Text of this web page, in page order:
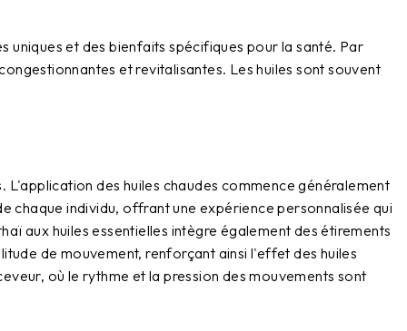
uniques et des bienfaits spécifiques pour la santé. Par
et revitalisantes. Les huiles sont souvent
L'application des huiles chaudes commence généralement
chaque individu, offrant une expérience personnalisée qui
aux huiles essentielles intègre également des étirements
de mouvement, renforçant ainsi l'effet des huiles
où le rythme et la pression des mouvements sont